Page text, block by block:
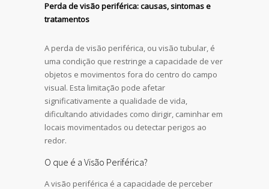
Perda de visão periférica: causas, sintomas e
tratamentos
A perda de visão periférica, ou visão tubular, é
uma condição que restringe a capacidade de ver
objetos e movimentos fora do centro do campo
visual. Esta limitação pode afetar
significativamente a qualidade de vida,
dificultando atividades como dirigir, caminhar em
locais movimentados ou detectar perigos ao
redor.
O que é a Visão Periférica?
A visão periférica é a capacidade de perceber